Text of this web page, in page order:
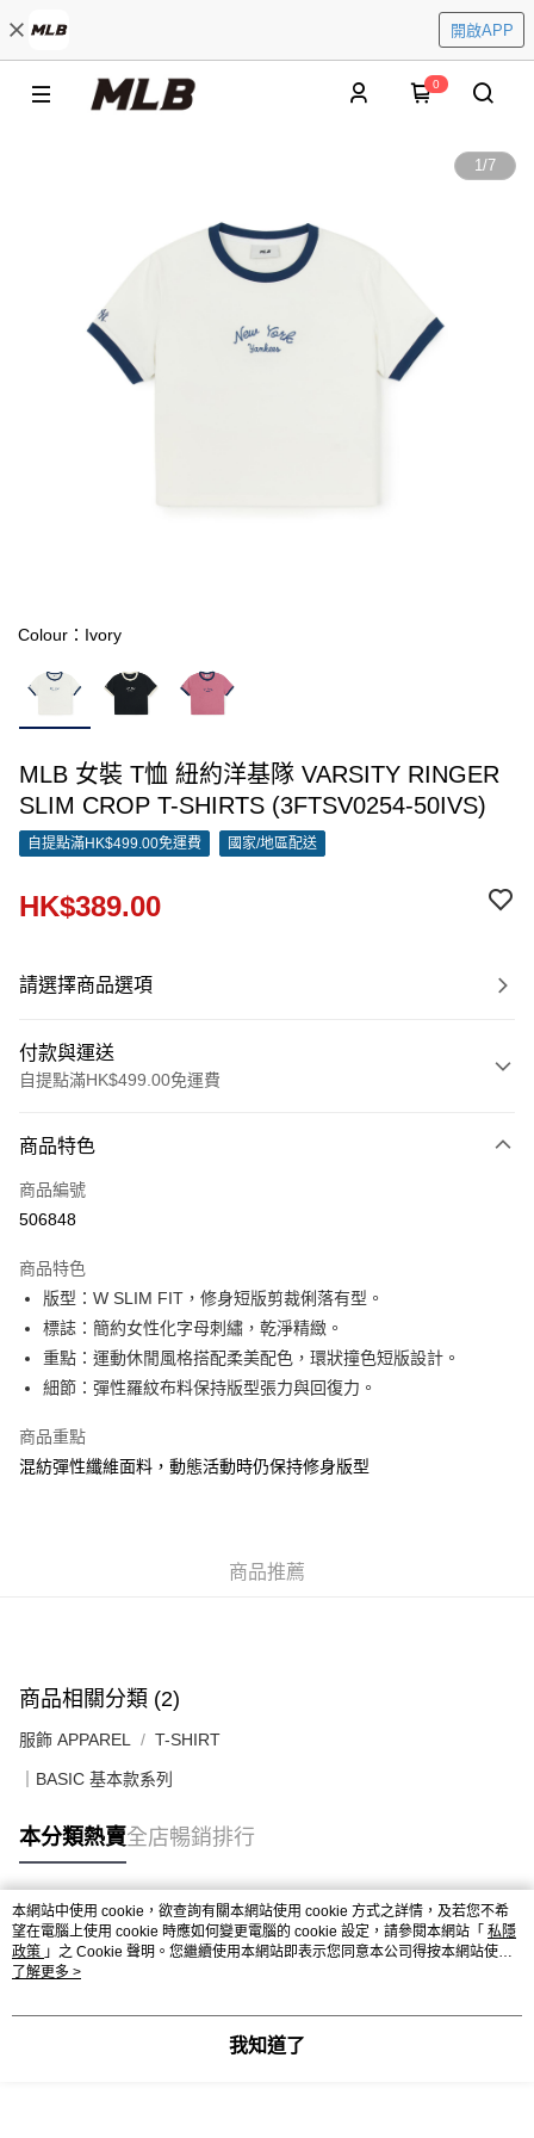
開啟APP
0
1/7
Colour：Ivory
MLB 女裝 T恤 紐約洋基隊 VARSITY RINGER
SLIM CROP T-SHIRTS (3FTSV0254-50IVS)
自提點滿HK$499.00免運費 國家/地區配送
HK$389.00
請選擇商品選項
付款與運送
自提點滿HK$499.00免運費
信用卡
Apple Pay
AlipayHK
WeChat Pay
送貨方式
付款後順豐站及營業點
每筆HK$50.00，滿HK$499.00或以上免運費
商品特色
商品編號
506848
商品特色
版型：W SLIM FIT，修身短版剪裁俐落有型。
標誌：簡約女性化字母刺繡，乾淨精緻。
重點：運動休閒風格搭配柔美配色，環狀撞色短版設計。
細節：彈性羅紋布料保持版型張力與回復力。
商品重點
混紡彈性纖維面料，動態活動時仍保持修身版型
商品推薦
商品相關分類 (2)
服飾 APPAREL T-SHIRT
｜BASIC 基本款系列
本分類熱賣全店暢銷排行
熱門標籤
熱銷排行
本網站中使用 cookie，欲查詢有關本網站使用 cookie 方式之詳情，及若您不希
望在電腦上使用 cookie 時應如何變更電腦的 cookie 設定，請參閱本網站「 私隱
政策 」之 Cookie 聲明。您繼續使用本網站即表示您同意本公司得按本網站使用
條款之 Cookie 聲明使用 cookie。
了解更多 >
我知道了